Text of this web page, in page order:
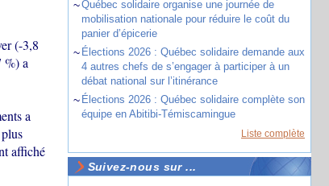
(-3,8
%) a
a
affiché
~Québec solidaire organise une journée de
mobilisation nationale pour réduire le coût du
panier d’épicerie
~ Élections 2026 : Québec solidaire demande aux
4 autres chefs de s’engager à participer à un
débat national sur l’itinérance
~ Élections 2026 : Québec solidaire complète son
équipe en Abitibi-Témiscamingue
Liste complète
Suivez-nous sur ...